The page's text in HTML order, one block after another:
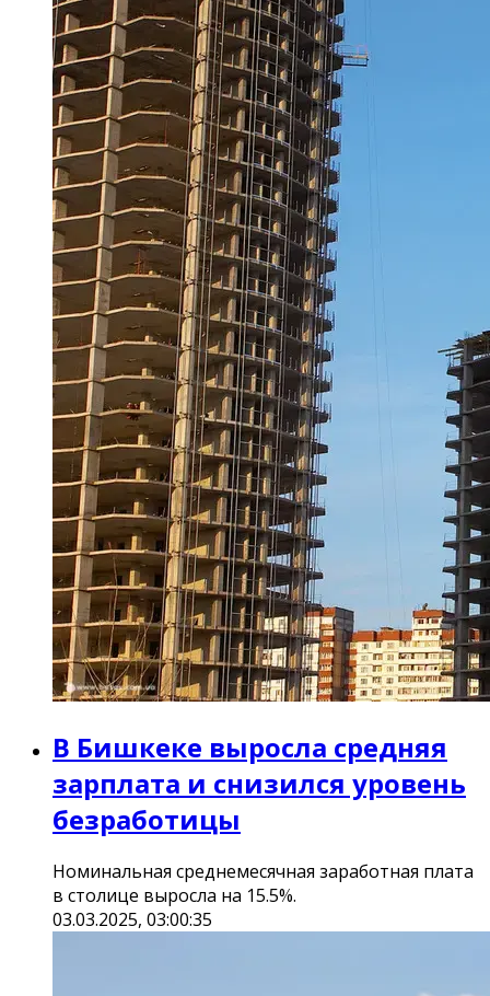
В Бишкеке выросла средняя
зарплата и снизился уровень
безработицы
Номинальная среднемесячная заработная плата
в столице выросла на 15.5%.
03.03.2025, 03:00:35